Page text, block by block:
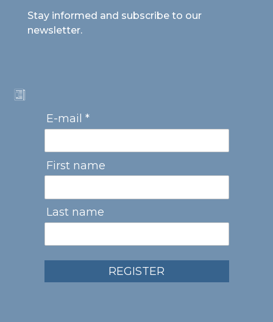
Stay informed and subscribe to our
newsletter.
E-mail *
First name
Last name
REGISTER